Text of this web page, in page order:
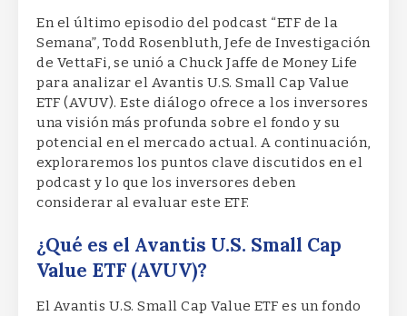
En el último episodio del podcast “ETF de la
Semana”, Todd Rosenbluth, Jefe de Investigación
de VettaFi, se unió a Chuck Jaffe de Money Life
para analizar el Avantis U.S. Small Cap Value
ETF (AVUV). Este diálogo ofrece a los inversores
una visión más profunda sobre el fondo y su
potencial en el mercado actual. A continuación,
exploraremos los puntos clave discutidos en el
podcast y lo que los inversores deben
considerar al evaluar este ETF.
¿Qué es el Avantis U.S. Small Cap
Value ETF (AVUV)?
El Avantis U.S. Small Cap Value ETF es un fondo